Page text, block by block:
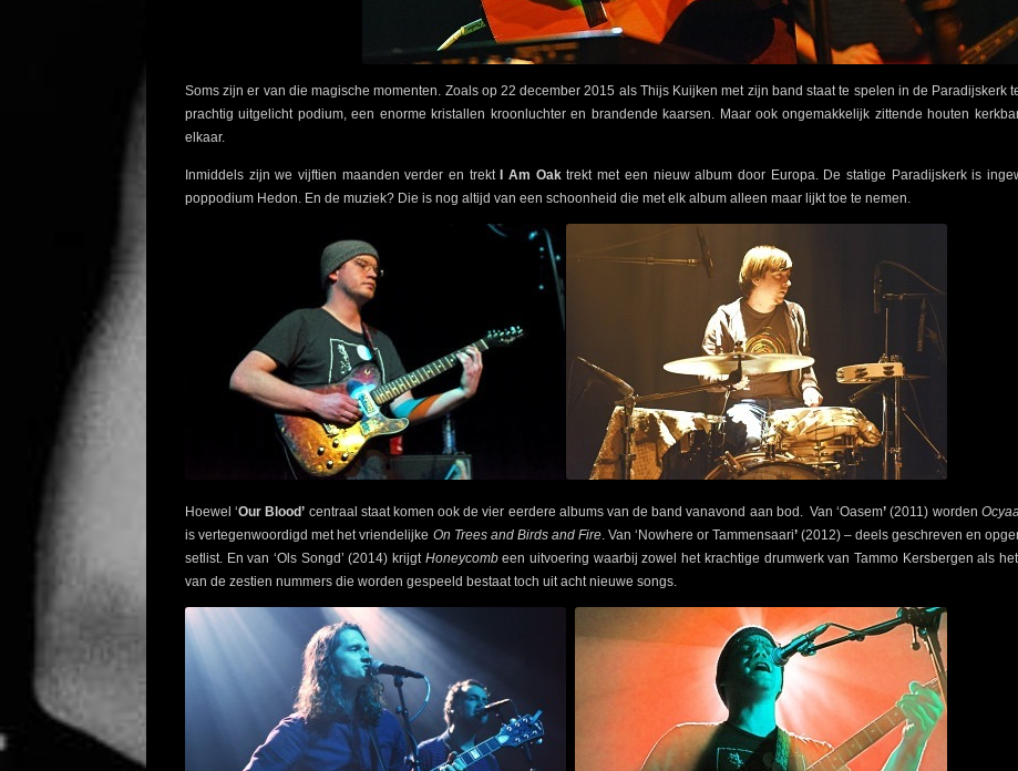
Soms zijn er van die magische momenten. Zoals op 22 december 2015 als Thijs Kuijken met zijn band staat te spelen in de Paradijskerk
prachtig uitgelicht podium, een enorme kristallen kroonluchter en brandende kaarsen. Maar ook ongemakkelijk zittende houten
elkaar.
Inmiddels zijn we vijftien maanden verder en trektI Am Oaktrekt met een nieuw album door Europa. De statige Paradijskerk is
poppodium Hedon. En de muziek? Die is nog altijd van een schoonheid die met elk album alleen maar lijkt toe te nemen.
Hoewel ‘Our Blood’ centraal staat komen ook de vier eerdere albums van de band vanavond aan bod. Van ‘Oasem’ (2011) worden
is vertegenwoordigd met het vriendelijke On Trees and Birds and Fire . Van ‘Nowhere or Tammensaari’ (2012) – deels geschreven en
setlist. En van ‘Ols Songd’ (2014) krijgt Honeycombeen uitvoering waarbij zowel het krachtige drumwerk van Tammo Kersbergen als
van de zestien nummers die worden gespeeld bestaat toch uit acht nieuwe songs.